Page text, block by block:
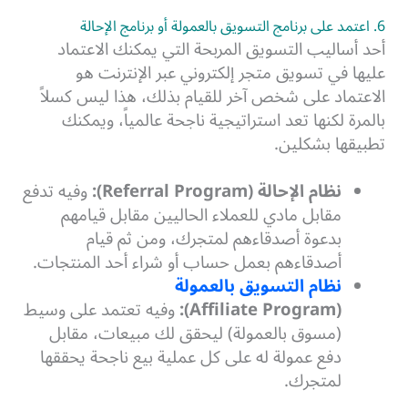
6. اعتمد على برنامج التسويق بالعمولة أو برنامج الإحالة
أحد أساليب التسويق المربحة التي يمكنك الاعتماد
عليها في تسويق متجر إلكتروني عبر الإنترنت هو
الاعتماد على شخص آخر للقيام بذلك، هذا ليس كسلاً
بالمرة لكنها تعد استراتيجية ناجحة عالمياً، ويمكنك
تطبيقها بشكلين.
نظام الإحالة (Referral Program):
وفيه تدفع
مقابل مادي للعملاء الحاليين مقابل قيامهم
بدعوة أصدقاءهم لمتجرك، ومن ثم قيام
أصدقاءهم بعمل حساب أو شراء أحد المنتجات.
نظام التسويق بالعمولة
(
AffiliateProgram): وفيه تعتمد على وسيط
(مسوق بالعمولة) ليحقق لك مبيعات، مقابل
دفع عمولة له على كل عملية بيع ناجحة يحققها
لمتجرك.